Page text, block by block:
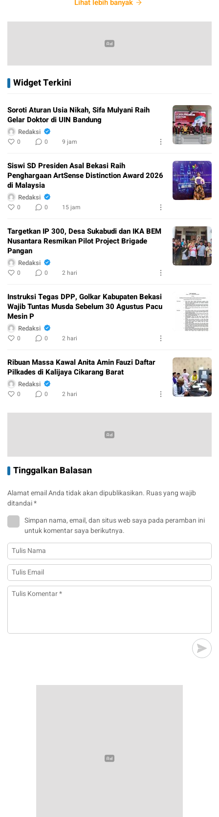
Lihat lebih banyak
Widget Terkini
Soroti Aturan Usia Nikah, Sifa Mulyani Raih
Gelar Doktor di UIN Bandung
Redaksi
0 0 9 jam
Siswi SD Presiden Asal Bekasi Raih
Penghargaan ArtSense Distinction Award 2026
di Malaysia
Redaksi
0 0 15 jam
Targetkan IP 300, Desa Sukabudi dan IKA BEM
Nusantara Resmikan Pilot Project Brigade
Pangan
Redaksi
0 0 2 hari
Instruksi Tegas DPP, Golkar Kabupaten Bekasi
Wajib Tuntas Musda Sebelum 30 Agustus Pacu
Mesin P
Redaksi
0 0 2 hari
Ribuan Massa Kawal Anita Amin Fauzi Daftar
Pilkades di Kalijaya Cikarang Barat
Redaksi
0 0 2 hari
Tinggalkan Balasan
Alamat email Anda tidak akan dipublikasikan. Ruas yang wajib
ditandai*
Simpan nama, email, dan situs web saya pada peramban ini
untuk komentar saya berikutnya.